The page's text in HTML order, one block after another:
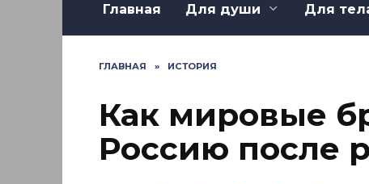
Главная Для души Для
ГЛАВНАЯ » ИСТОРИЯ
Как мировые
Россию после